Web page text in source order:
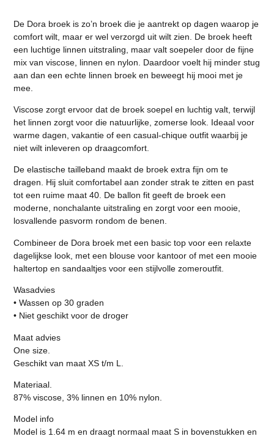
De Dora broek is zo’n broek die je aantrekt op dagen waarop je
comfort wilt, maar er wel verzorgd uit wilt zien. De broek heeft
een luchtige linnen uitstraling, maar valt soepeler door de fijne
mix van viscose, linnen en nylon. Daardoor voelt hij minder stug
aan dan een echte linnen broek en beweegt hij mooi met je
mee.
Viscose zorgt ervoor dat de broek soepel en luchtig valt, terwijl
het linnen zorgt voor die natuurlijke, zomerse look. Ideaal voor
warme dagen, vakantie of een casual-chique outfit waarbij je
niet wilt inleveren op draagcomfort.
De elastische tailleband maakt de broek extra fijn om te
dragen. Hij sluit comfortabel aan zonder strak te zitten en past
tot een ruime maat 40. De ballon fit geeft de broek een
moderne, nonchalante uitstraling en zorgt voor een mooie,
losvallende pasvorm rondom de benen.
Combineer de Dora broek met een basic top voor een relaxte
dagelijkse look, met een blouse voor kantoor of met een mooie
haltertop en sandaaltjes voor een stijlvolle zomeroutfit.
Wasadvies
• Wassen op 30 graden
• Niet geschikt voor de droger
Maat advies
One size.
Geschikt van maat XS t/m L.
Materiaal.
87% viscose, 3% linnen en 10% nylon.
Model info
Model is 1.64 m en draagt normaal maat S in bovenstukken en